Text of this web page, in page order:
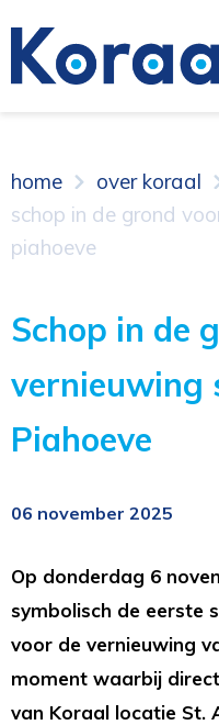
home over koraal
schop in de grond
piahoeve
Schop in de
vernieuwing
Piahoeve
06 november 2025
Op donderdag 6
symbolisch de eerste
voor de vernieuwing
moment waarbij
van Koraal locatie St.